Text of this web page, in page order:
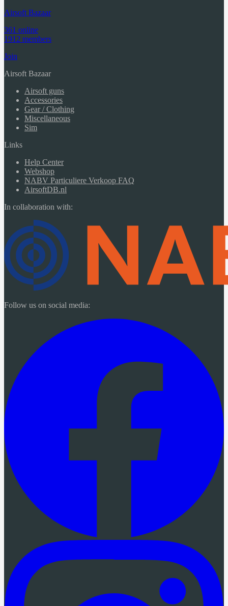
Airsoft Bazaar
361 online
1912 members
Join
Airsoft Bazaar
Airsoft guns
Accessories
Gear / Clothing
Miscellaneous
Sim
Links
Help Center
Webshop
NABV Particuliere Verkoop FAQ
AirsoftDB.nl
In collaboration with:
Follow us on social media: